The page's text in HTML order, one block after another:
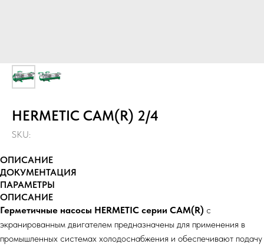
HERMETIC CAM(R) 2/4
SKU:
ОПИСАНИЕ
ДОКУМЕНТАЦИЯ
ПАРАМЕТРЫ
ОПИСАНИЕ
Герметичные насосы HERMETIC серии CAM(R) с
экранированным двигателем предназначены для применения в
промышленных системах холодоснабжения и обеспечивают подачу